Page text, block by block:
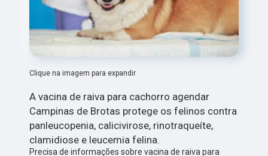
Clique na imagem para expandir
A vacina de raiva para cachorro agendar
Campinas de Brotas protege os felinos contra
panleucopenia, calicivirose, rinotraqueíte,
clamidiose e leucemia felina.
Precisa de informações sobre vacina de raiva para